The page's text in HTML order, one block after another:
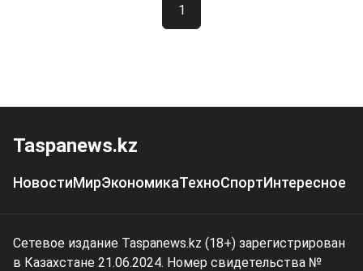
1
Taspanews.kz
НовостиМирЭкономикаТехноСпортИнтересное
Сетевое издание Taspanews.kz (18+) зарегистрирован
в Казахстане 21.06.2024. Номер свидетельства №